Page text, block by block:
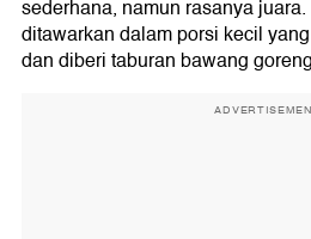
sederhana, namun rasanya
ditawarkan dalam porsi kecil
dan diberi taburan bawang